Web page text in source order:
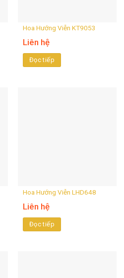
Hoa Hướng Viễn KT9053
Liên hệ
Đọc tiếp
Hoa Hướng Viễn LHD648
Liên hệ
Đọc tiếp